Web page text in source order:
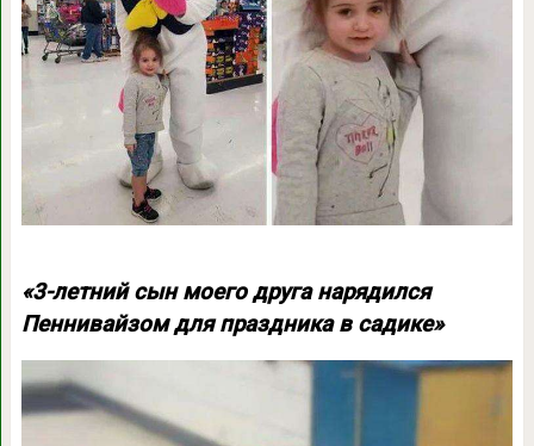
«3-летний сын моего друга нарядился
Пеннивайзом для праздника в садике»